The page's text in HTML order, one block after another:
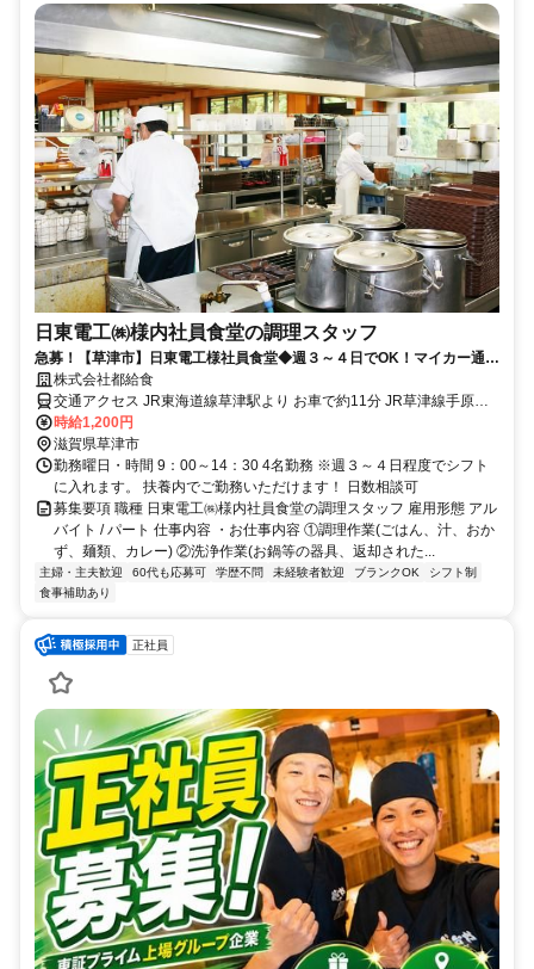
日東電工㈱様内社員食堂の調理スタッフ
急募！【草津市】日東電工様社員食堂◆週３～４日でOK！マイカー通勤
OK ◆土日祝休み！
株式会社都給食
交通アクセス JR東海道線草津駅より お車で約11分 JR草津線手原駅
より お車で約13分 JR東海道線南草津駅より お車で約15分 徒歩、自
転車、バイク、マイカーOK
時給1,200円
滋賀県草津市
勤務曜日・時間 9：00～14：30 4名勤務 ※週３～４日程度でシフト
に入れます。 扶養内でご勤務いただけます！ 日数相談可
募集要項 職種 日東電工㈱様内社員食堂の調理スタッフ 雇用形態 アル
バイト / パート 仕事内容 ・お仕事内容 ①調理作業(ごはん、汁、おか
ず、麺類、カレー) ②洗浄作業(お鍋等の器具、返却された...
主婦・主夫歓迎 60代も応募可 学歴不問 未経験者歓迎 ブランクOK
シフト制
食事補助あり
正社員